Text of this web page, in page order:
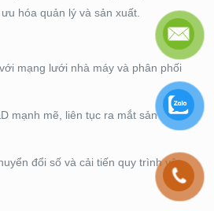
hóa quản lý và sản xuất.​
mạng lưới nhà máy và phân phối
mạnh mẽ, liên tục ra mắt sản
đổi số và cải tiến quy trình vận